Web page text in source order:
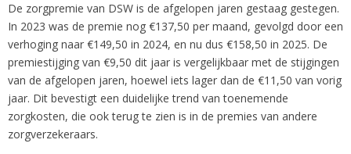
De zorgpremie van DSW is de afgelopen jaren gestaag gestegen.
In 2023 was de premie nog €137,50 per maand, gevolgd door een
verhoging naar €149,50 in 2024, en nu dus €158,50 in 2025. De
premiestijging van €9,50 dit jaar is vergelijkbaar met de stijgingen
van de afgelopen jaren, hoewel iets lager dan de €11,50 van vorig
jaar. Dit bevestigt een duidelijke trend van toenemende
zorgkosten, die ook terug te zien is in de premies van andere
zorgverzekeraars.